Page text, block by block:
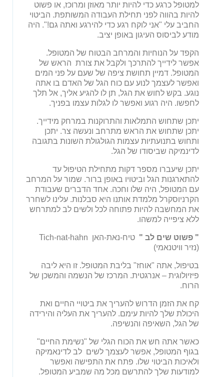
למטופל כרגע כדי להיות יותר מאוזן ומרוכז, או פשוט
להיות בהווה לפני תחילת העבודה המשותפת. הביטוי
החביב עלי "אני לוקח רגע כדי להירגע ואתה גם!". היה
מודע לביסוס העיגון באופן יציב.
הקפד על הנוחיות והמרחב הבטוח של המטופל.
אפשר לידייך להתרכך ולקבל את צורת הראש של
המטופל. דמיין תחושת ציפה של שעם על פני המים
ואפשר לעצמך לנוע עם כוח הגל של האדם בו אתה
נוגע. בקש לחוש את הגל, תן לו להגיע אליך, אל תלך
לחפשו. היה רגוע ואפשר לו לגלות עצמו בפניך.
יתכן שתחוש התמלאות והתרוקנות במרחק מידייך.
יתכן שתחוש את הראש מתרחב ונעשה צר. יתכן
ותחוש בתנועתיות עצמות הגולגולת השונות בתגובה
לדינמיקה שביסודו של הגל.
יתכן שיעברו מספר דקות מתחילת הטיפול עד
להתארגנות הגל וביטויו באופן ברור. שמור על המרחב
עם המטופל, היה שלו וחכה. אחד הדברים שעבודת
הקרניוסקרל מלמדת אותנו היא סבלנות. עלינו לשחרר
את המחשבה להיות פתוחה לכל ולשים לב למתרחש
ללא ציפייה למשהו.
" פשוט שים לב "
טיח-נאת-האן Tich-nat-hahn
(נזיר וויטנאמי)
בטיפול, אתה "אוחז" בליבת המטופל. זו היא ליבה
פיזיולוגית – אנרגטית. המרכז של הנשמה והמשכן של
הרוח.
קח את הזמן הדרוש להעריך את ביטויי החיים ואת
היכולת שלך להיות עימם. להעריך את העליה והירידה
של הגל, השאיפה והנשיפה.
כאשר אתה חש את הכוח הגלי של "נשימת החיים"
בגוף המטופל, אפשר לעצמך לשים לב לדינאמיקה
ולאיכות הביטוי שלו. פתח את התפישה ואפשר
למודעות שלך להתרשם מכל מה שמביע המטופל.